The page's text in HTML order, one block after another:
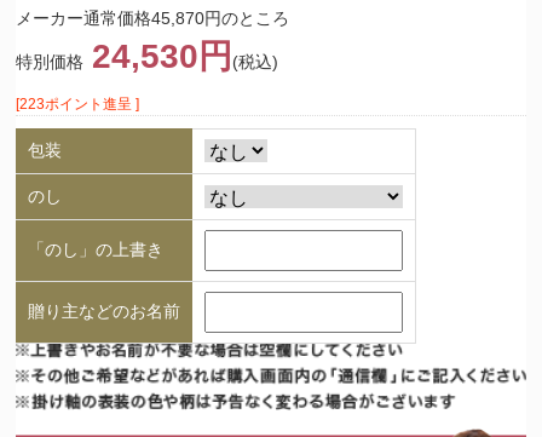
メーカー通常価格45,870円のところ
特別価格 24,530円 (税込)
[223ポイント進呈 ]
包装
のし
「のし」の上書き
贈り主などのお名前